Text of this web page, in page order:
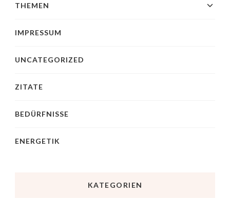
THEMEN
IMPRESSUM
UNCATEGORIZED
ZITATE
BEDÜRFNISSE
ENERGETIK
KATEGORIEN